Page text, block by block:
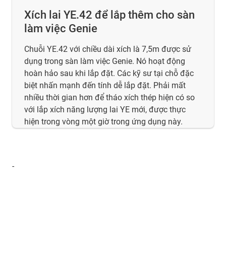
Xích lai YE.42 để lắp thêm cho sàn
làm việc Genie
Chuỗi YE.42 với chiều dài xích là 7,5m được sử
dụng trong sàn làm việc Genie. Nó hoạt động
hoàn hảo sau khi lắp đặt. Các kỹ sư tại chỗ đặc
biệt nhấn mạnh đến tính dễ lắp đặt. Phải mất
nhiều thời gian hơn để tháo xích thép hiện có so
với lắp xích năng lượng lai YE mới, được thực
hiện trong vòng một giờ trong ứng dụng này.
-